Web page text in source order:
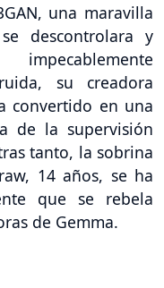
una maravilla
descontrolara y
su creadora
convertido en una
de la supervisión
tanto, la sobrina
14 años, se ha
que se rebela
de Gemma.